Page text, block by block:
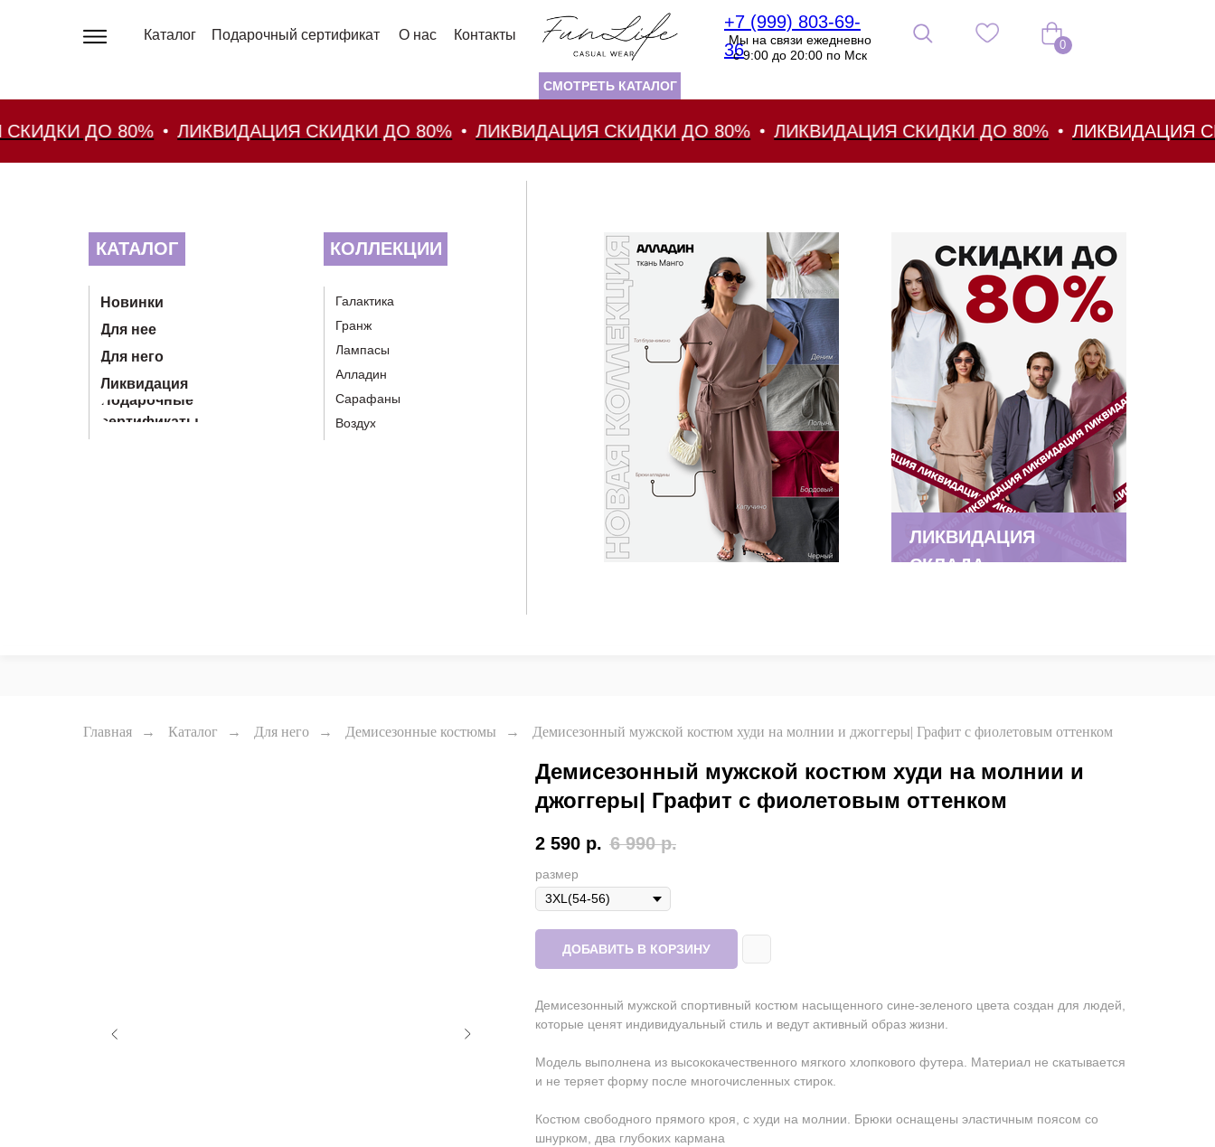
Каталог Подарочный сертификат О нас Контакты
СМОТРЕТЬ КАТАЛОГ
0
+7 (999) 803-69-
36
Мы на связи ежедневно
с 9:00 до 20:00 по Мск
ДО 80% ЛИКВИДАЦИЯ СКИДКИ ДО 80% ЛИКВИДАЦИЯ СКИДКИ ДО 80% ЛИКВИДАЦИЯ СКИДКИ ДО 80% ЛИКВИДАЦИЯ
Ликвидация
Для него
Подарочные
сертификаты
Лампасы
Алладин
Сарафаны
Воздух
Галактика
Гранж
КАТАЛОГ КОЛЛЕКЦИИ
Для нее
Новинки
ЛИКВИДАЦИЯ
СКЛАДА
Главная → Каталог → Для него → Демисезонные костюмы → Демисезонный мужской костюм худи на молнии и джоггеры| Графит с фиолетовым оттенком
Демисезонный мужской костюм худи на молнии и
джоггеры| Графит с фиолетовым оттенком
2 590 р. 6 990 р.
размер
ДОБАВИТЬ В КОРЗИНУ
Демисезонный мужской спортивный костюм насыщенного сине-зеленого цвета создан для людей,
которые ценят индивидуальный стиль и ведут активный образ жизни.
Модель выполнена из высококачественного мягкого хлопкового футера. Материал не скатывается
и не теряет форму после многочисленных стирок.
Костюм свободного прямого кроя, с худи на молнии. Брюки оснащены эластичным поясом со
шнурком, два глубоких кармана